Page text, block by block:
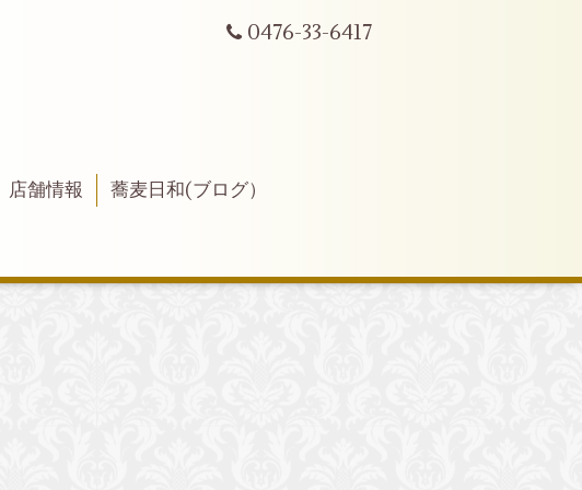
0476-33-6417
店舗情報
蕎麦日和(ブログ）